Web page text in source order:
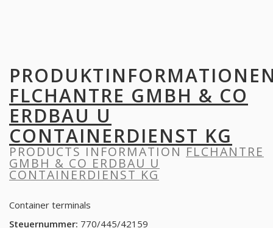
FLCHANTRE GMBH & CO
ERDBAU U
CONTAINERDIENST KG
PRODUCTS INFORMATION FLCHANTRE
GMBH & CO ERDBAU U
CONTAINERDIENST KG
Container terminals
Steuernummer: 770/445/42159